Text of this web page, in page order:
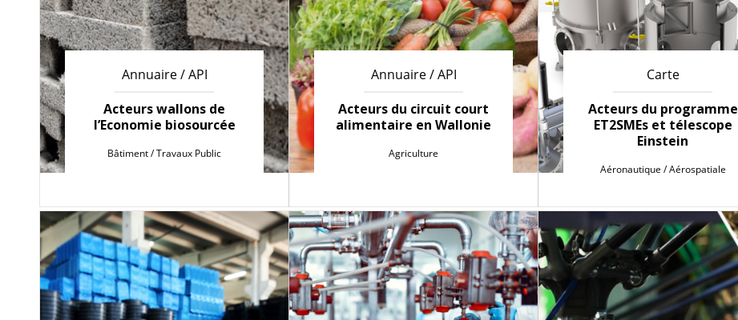
Annuaire / API
Acteurs wallons de
l’Economie biosourcée
Bâtiment / Travaux Public
Annuaire / API
Acteurs du circuit court
alimentaire en Wallonie
Agriculture
Carte
Acteurs du programme
ET2SMEs et télescope
Einstein
Aéronautique / Aérospatiale